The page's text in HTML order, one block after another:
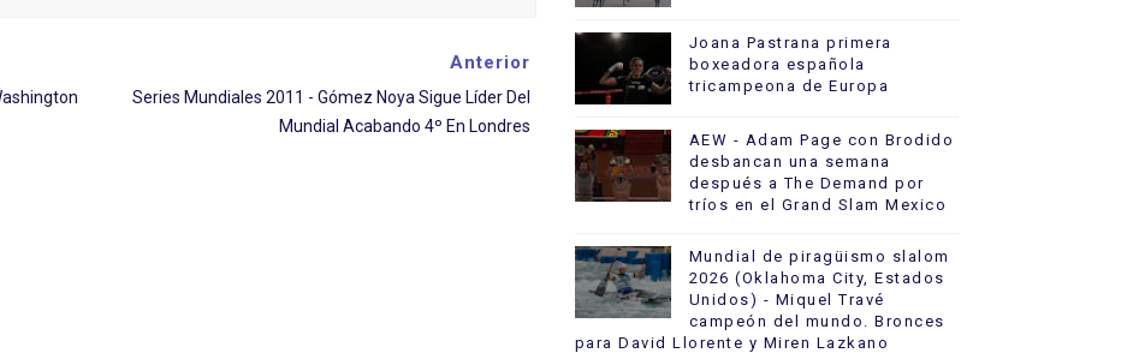
Anterior
Series Mundiales 2011 - Gómez Noya Sigue Líder Del
Mundial Acabando 4º En Londres
Joana Pastrana primera
boxeadora española
tricampeona de Europa
AEW - Adam Page con Brodido
desbancan una semana
después a The Demand por
tríos en el Grand Slam Mexico
Mundial de piragüismo slalom
2026 (Oklahoma City, Estados
Unidos) - Miquel Travé
campeón del mundo. Bronces
para David Llorente y Miren Lazkano